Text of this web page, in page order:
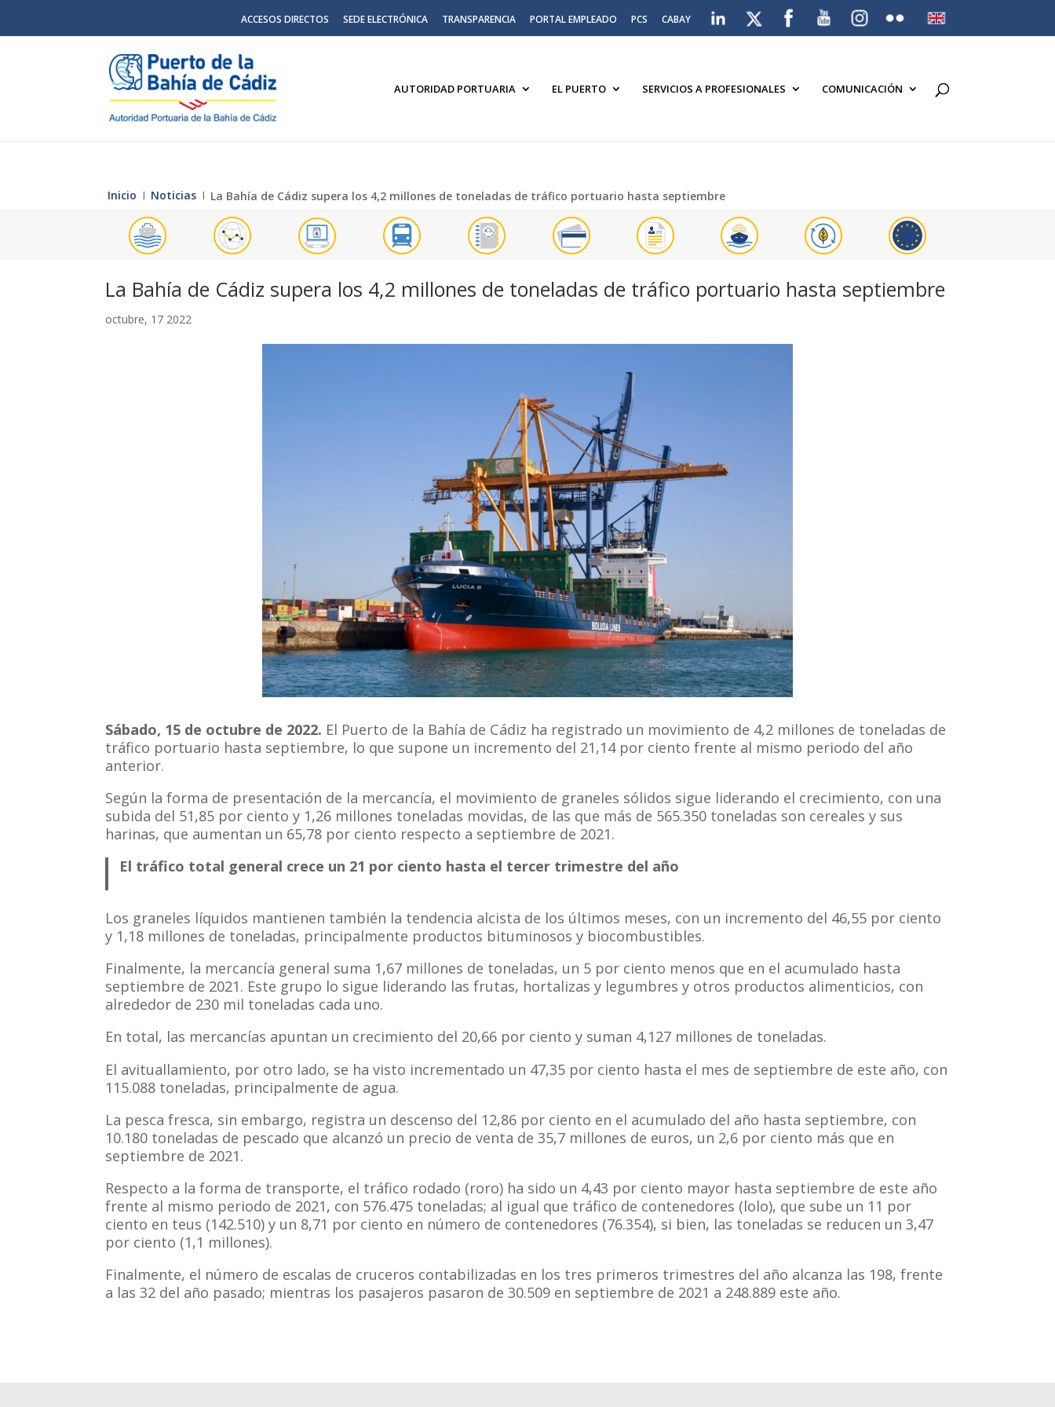
ACCESOS DIRECTOS SEDE ELECTRÓNICA TRANSPARENCIA PORTAL EMPLEADO PCS CABAY
AUTORIDAD PORTUARIA EL PUERTO SERVICIOS A PROFESIONALES COMUNICACIÓN
Inicio Ι Noticias Ι La Bahía de Cádiz supera los 4,2 millones de toneladas de tráfico portuario hasta septiembre
La Bahía de Cádiz supera los 4,2 millones de toneladas de tráfico portuario hasta septiembre
octubre, 17 2022
Sábado, 15 de octubre de 2022. El Puerto de la Bahía de Cádiz ha registrado un movimiento de 4,2 millones de toneladas de
tráfico portuario hasta septiembre, lo que supone un incremento del 21,14 por ciento frente al mismo periodo del año
anterior.
Según la forma de presentación de la mercancía, el movimiento de graneles sólidos sigue liderando el crecimiento, con una
subida del 51,85 por ciento y 1,26 millones toneladas movidas, de las que más de 565.350 toneladas son cereales y sus
harinas, que aumentan un 65,78 por ciento respecto a septiembre de 2021.
El tráfico total general crece un 21 por ciento hasta el tercer trimestre del año
Los graneles líquidos mantienen también la tendencia alcista de los últimos meses, con un incremento del 46,55 por ciento
y 1,18 millones de toneladas, principalmente productos bituminosos y biocombustibles.
Finalmente, la mercancía general suma 1,67 millones de toneladas, un 5 por ciento menos que en el acumulado hasta
septiembre de 2021. Este grupo lo sigue liderando las frutas, hortalizas y legumbres y otros productos alimenticios, con
alrededor de 230 mil toneladas cada uno.
En total, las mercancías apuntan un crecimiento del 20,66 por ciento y suman 4,127 millones de toneladas.
El avituallamiento, por otro lado, se ha visto incrementado un 47,35 por ciento hasta el mes de septiembre de este año, con
115.088 toneladas, principalmente de agua.
La pesca fresca, sin embargo, registra un descenso del 12,86 por ciento en el acumulado del año hasta septiembre, con
10.180 toneladas de pescado que alcanzó un precio de venta de 35,7 millones de euros, un 2,6 por ciento más que en
septiembre de 2021.
Respecto a la forma de transporte, el tráfico rodado (roro) ha sido un 4,43 por ciento mayor hasta septiembre de este año
frente al mismo periodo de 2021, con 576.475 toneladas; al igual que tráfico de contenedores (lolo), que sube un 11 por
ciento en teus (142.510) y un 8,71 por ciento en número de contenedores (76.354), si bien, las toneladas se reducen un 3,47
por ciento (1,1 millones).
Finalmente, el número de escalas de cruceros contabilizadas en los tres primeros trimestres del año alcanza las 198, frente
a las 32 del año pasado; mientras los pasajeros pasaron de 30.509 en septiembre de 2021 a 248.889 este año.